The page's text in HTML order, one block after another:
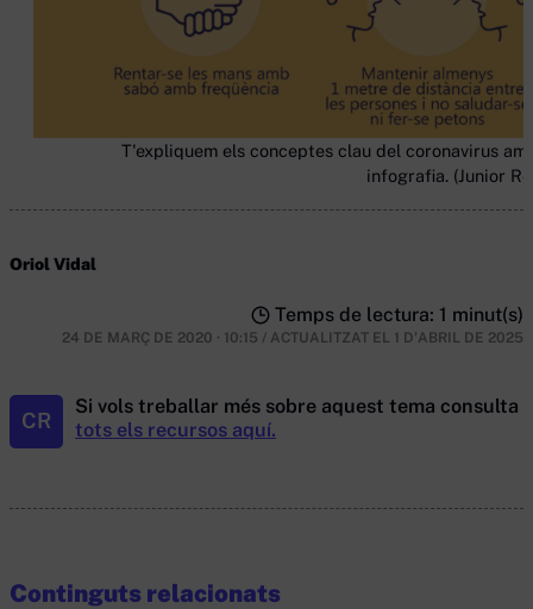
T'expliquem els conceptes clau del coronavirus
infografia. (Junior
Oriol Vidal
Temps de lectura: 1 minut(s)
24 DE MARÇ DE 2020 · 10:15 / ACTUALITZAT EL 1 D'ABRIL DE 2025
CR
Si vols treballar més sobre aquest tema consulta
tots els recursos aquí.
Continguts relacionats